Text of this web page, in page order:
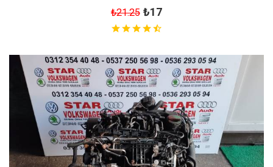
₺21.25 ₺17